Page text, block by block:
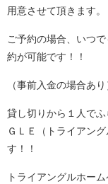
用意させて頂きます。
ご予約の場合、いつ
約が可能です！！
（事前入金の場合あり
貸し切りから１人で
ＧＬＥ（トライアン
す！！
トライアングルホー